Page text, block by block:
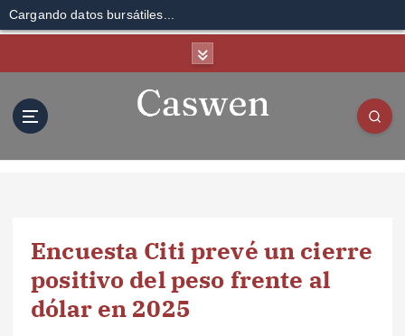
Cargando datos bursátiles...
Encuesta Citi prevé un cierre
positivo del peso frente al
dólar en 2025